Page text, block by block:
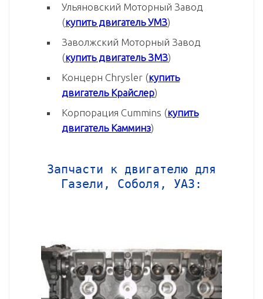
Ульяновский Моторный Завод
(купить двигатель УМЗ)
Заволжский Моторный Завод
(купить двигатель ЗМЗ)
Концерн Chrysler (купить
двигатель Крайслер)
Корпорация Cummins (купить
двигатель Камминз)
Запчасти к двигателю для
Газели, Соболя, УАЗ: